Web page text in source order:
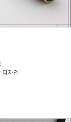
디자인